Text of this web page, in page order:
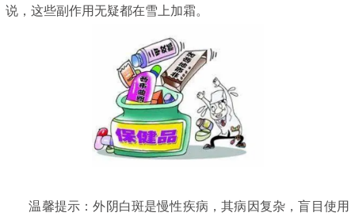
说，这些副作用无疑都在雪上加霜。
温馨提示：外阴白斑是慢性疾病，其病因复杂，盲目使用